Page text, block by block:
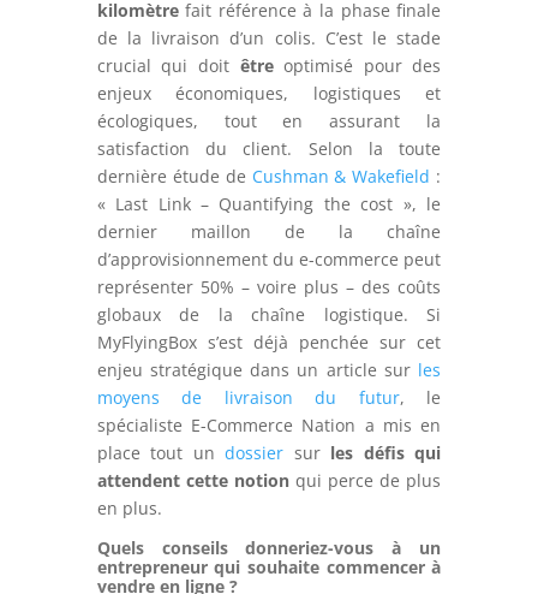
kilomètrefait référence à la phase finale
de la livraison d’un colis. C’est le stade
crucial qui doit êtreoptimisé pour des
enjeux économiques, logistiques et
écologiques, tout en assurant la
satisfaction du client. Selon la toute
dernière étude de Cushman & Wakefield :
« Last Link – Quantifying the cost », le
dernier maillon de la chaîne
d’approvisionnement du e-commerce peut
représenter 50% – voire plus – des coûts
globaux de la chaîne logistique. Si
MyFlyingBox s’est déjà penchée sur cet
enjeu stratégique dans un article sur les
moyens de livraison du futur, le
spécialiste E-Commerce Nation a mis en
place tout undossier sur les défis qui
attendent cette notionqui perce de plus
en plus.
Quels conseils donneriez-vous à un
entrepreneur qui souhaite commencer à
vendre en ligne ?